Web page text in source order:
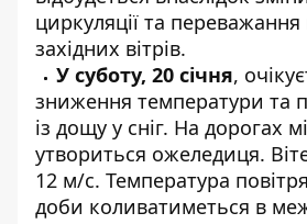
циркуляції та переважання
західних вітрів.
У суботу, 20 січня,
зниження температури та
із дощу у сніг. На дорогах
утвориться ожеледиця.
12 м/с. Температура
доби коливатиметься в